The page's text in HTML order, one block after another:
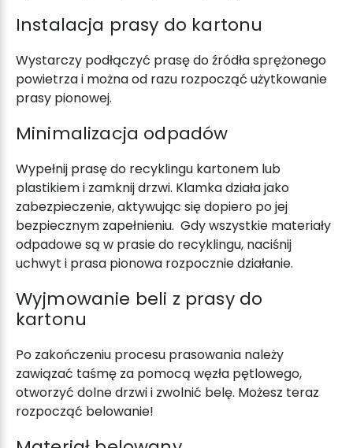
Instalacja prasy do kartonu
Wystarczy podłączyć prasę do źródła sprężonego
powietrza i można od razu rozpocząć użytkowanie
prasy pionowej.
Minimalizacja odpadów
Wypełnij prasę do recyklingu kartonem lub
plastikiem i zamknij drzwi. Klamka działa jako
zabezpieczenie, aktywując się dopiero po jej
bezpiecznym zapełnieniu. Gdy wszystkie materiały
odpadowe są w prasie do recyklingu, naciśnij
uchwyt i prasa pionowa rozpocznie działanie.
Wyjmowanie beli z prasy do
kartonu
Po zakończeniu procesu prasowania należy
zawiązać taśmę za pomocą węzła pętlowego,
otworzyć dolne drzwi i zwolnić belę. Możesz teraz
rozpocząć belowanie!